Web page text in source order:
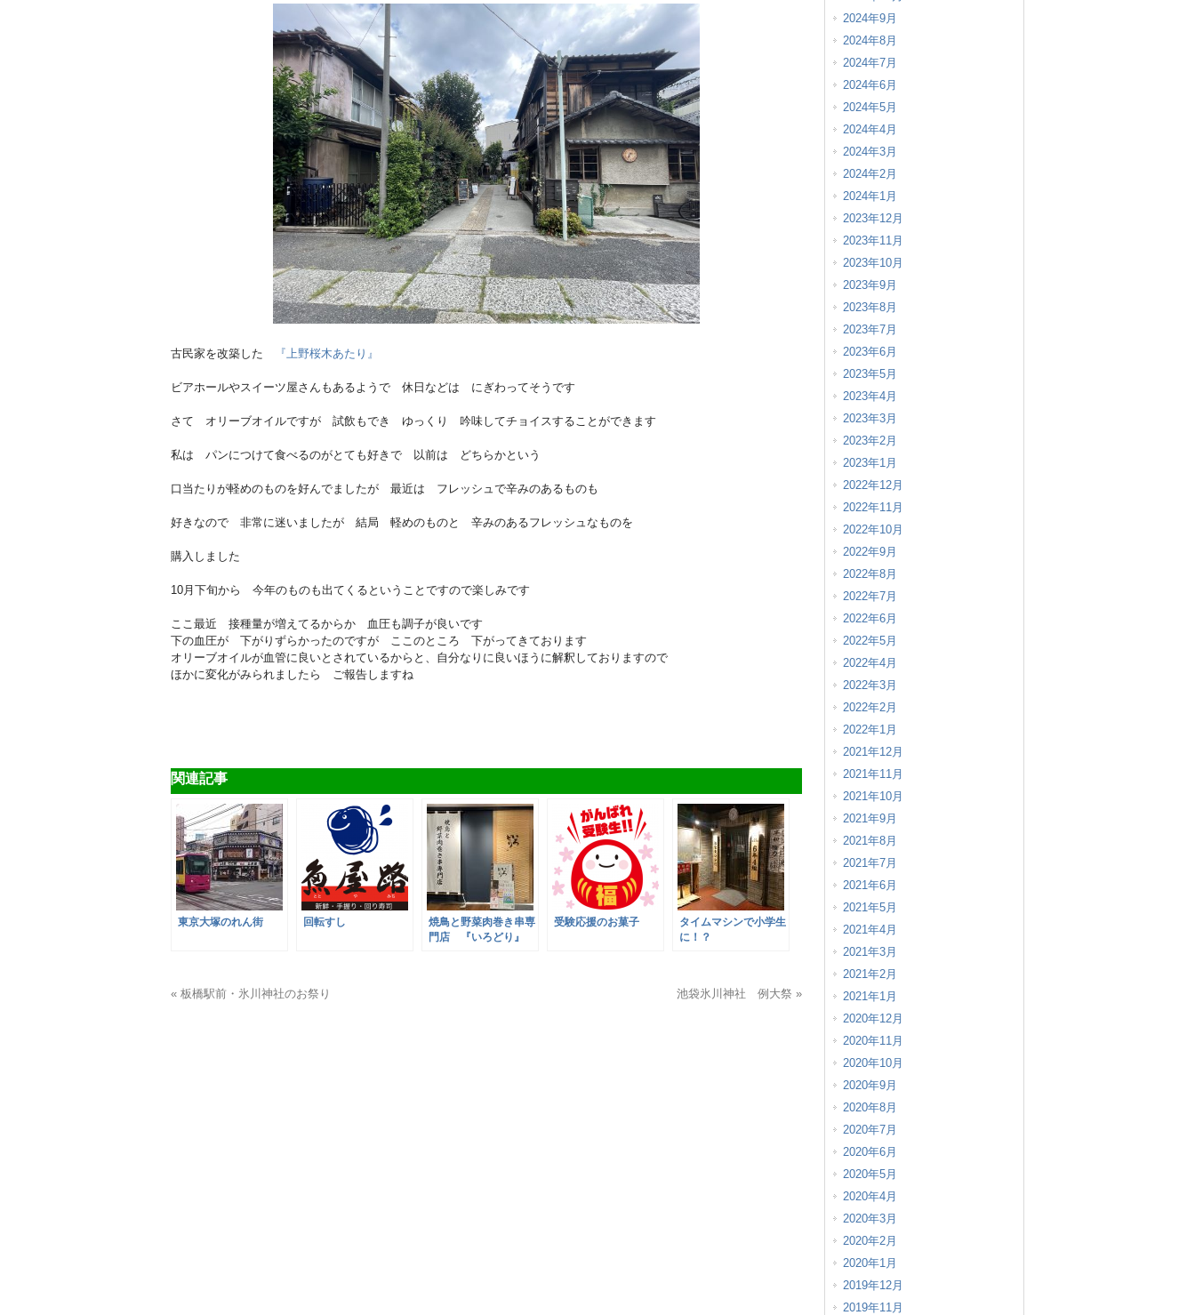
古民家を改築した 『上野桜木あたり』
ビアホールやスイーツ屋さんもあるようで 休日などは にぎわってそうです
さて オリーブオイルですが 試飲もでき ゆっくり 吟味してチョイスすることができます
私は パンにつけて食べるのがとても好きで 以前は どちらかという
口当たりが軽めのものを好んでましたが 最近は フレッシュで辛みのあるものも
好きなので 非常に迷いましたが 結局 軽めのものと 辛みのあるフレッシュなものを
購入しました
10月下旬から 今年のものも出てくるということですので楽しみです
ここ最近 接種量が増えてるからか 血圧も調子が良いです
下の血圧が 下がりずらかったのですが ここのところ 下がってきております
オリーブオイルが血管に良いとされているからと、自分なりに良いほうに解釈しておりますので
ほかに変化がみられましたら ご報告しますね
関連記事
東京大塚のれん街 回転すし
焼鳥と野菜肉巻き串専
門店 『いろどり』
受験応援のお菓子
タイムマシンで小学生
に！？
« 板橋駅前・氷川神社のお祭り 池袋氷川神社 例大祭 »
2024年9月
2024年8月
2024年7月
2024年6月
2024年5月
2024年4月
2024年3月
2024年2月
2024年1月
2023年12月
2023年11月
2023年10月
2023年9月
2023年8月
2023年7月
2023年6月
2023年5月
2023年4月
2023年3月
2023年2月
2023年1月
2022年12月
2022年11月
2022年10月
2022年9月
2022年8月
2022年7月
2022年6月
2022年5月
2022年4月
2022年3月
2022年2月
2022年1月
2021年12月
2021年11月
2021年10月
2021年9月
2021年8月
2021年7月
2021年6月
2021年5月
2021年4月
2021年3月
2021年2月
2021年1月
2020年12月
2020年11月
2020年10月
2020年9月
2020年8月
2020年7月
2020年6月
2020年5月
2020年4月
2020年3月
2020年2月
2020年1月
2019年12月
2019年11月